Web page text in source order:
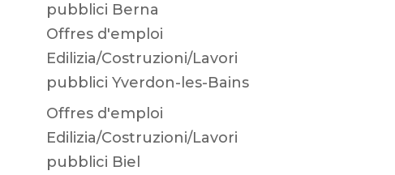
pubblici Berna
Offres d'emploi
Edilizia/Costruzioni/Lavori
pubblici Yverdon-les-Bains
Offres d'emploi
Edilizia/Costruzioni/Lavori
pubblici Biel